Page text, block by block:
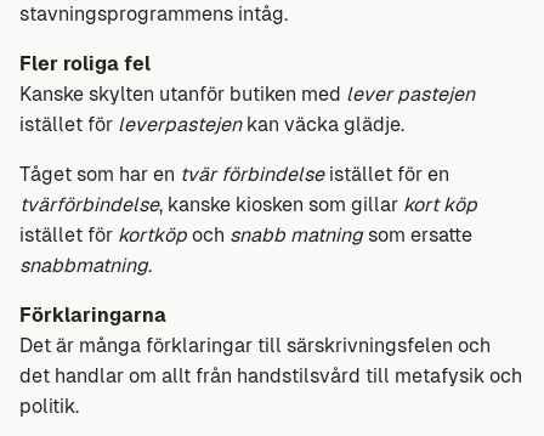
stavningsprogrammens intåg.
Fler roliga fel
Kanske skylten utanför butiken med lever pastejen
istället för leverpastejenkan väcka glädje.
Tåget som har en tvär förbindelseistället för en
tvärförbindelse, kanske kiosken som gillar kort köp
istället för kortköp och snabb matningsom ersatte
snabbmatning.
Förklaringarna
Det är många förklaringar till särskrivningsfelen och
det handlar om allt från handstilsvård till metafysik och
politik.